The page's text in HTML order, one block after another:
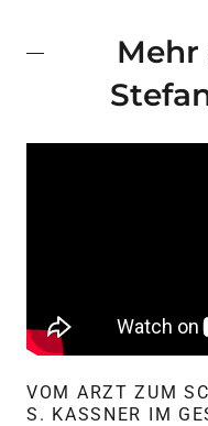
VOM ARZT ZUM
S. KASSNER IM